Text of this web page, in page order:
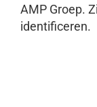
AMP Groep.
identificeren.